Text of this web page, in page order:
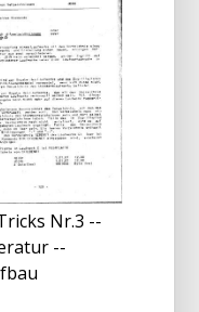
Nr.3 --
--